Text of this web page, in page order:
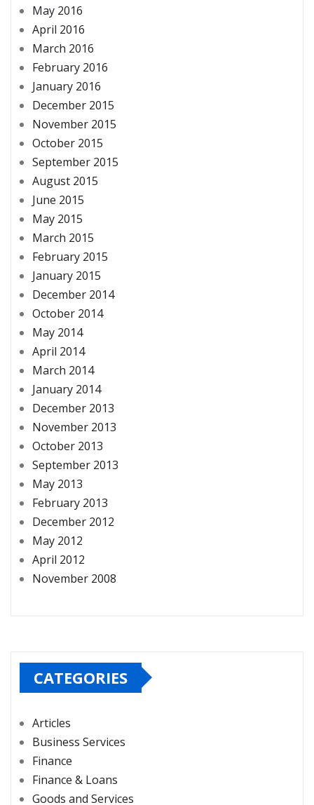
May 2016
April 2016
March 2016
February 2016
January 2016
December 2015
November 2015
October 2015
September 2015
August 2015
June 2015
May 2015
March 2015
February 2015
January 2015
December 2014
October 2014
May 2014
April 2014
March 2014
January 2014
December 2013
November 2013
October 2013
September 2013
May 2013
February 2013
December 2012
May 2012
April 2012
November 2008
CATEGORIES
Articles
Business Services
Finance
Finance & Loans
Goods and Services